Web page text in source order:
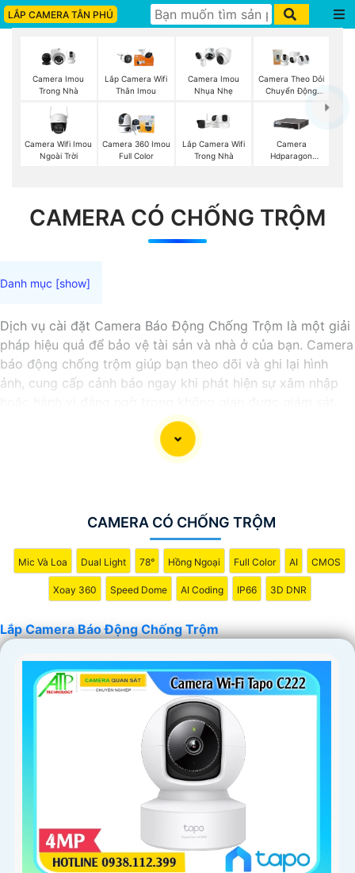
LẮP CAMERA TÂN PHÚ
Camera Imou
Trong Nhà
Lắp Camera Wifi
Thân Imou
Camera Imou
Nhụa Nhẹ
Camera Theo Dỏi
Chuyển Động
Camera Wifi Imou
Ngoài Trời
Camera 360 Imou
Full Color
Lắp Camera Wifi
Trong Nhà
Camera
Hdparagon
CAMERA CÓ CHỐNG TRỘM
Dịch vụ cài đặt Camera Báo Động Chống Trộm là một giải
pháp hiệu quả để bảo vệ tài sản và nhà ở của bạn. Camera
báo động chống trộm giúp bạn theo dõi và ghi lại hình
ảnh, cung cấp cảnh báo ngay khi phát hiện sự xâm nhập
Nếu bạn quan tâm đến việc lắp đặt Camera Báo Động
Chống Trộm, bạn có thể liên hệ với các công ty cung cấp
dịch vụ lắp đặt camera hoặc công ty an ninh chuyên
Nếu bạn cần thêm thông tin hoặc muốn để lại thông tin
liên lạc, Từng công trình có thể giúp bạn tìm kiếm các dịch
vụ liên quan đến lắp đặt Camera Báo Động Chống Trộm.
CAMERA CÓ CHỐNG TRỘM
Mic Và Loa Dual Light 78° Hồng Ngoại Full Color AI CMOS
Xoay 360 Speed Dome AI Coding IP66 3D DNR
Lắp Camera Báo Động Chống Trộm